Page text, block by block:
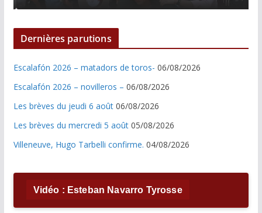
Dernières parutions
Escalafón 2026 – matadors de toros- 06/08/2026
Escalafón 2026 – novilleros – 06/08/2026
Les brèves du jeudi 6 août 06/08/2026
Les brèves du mercredi 5 août 05/08/2026
Villeneuve, Hugo Tarbelli confirme. 04/08/2026
Vidéo : Esteban Navarro Tyrosse